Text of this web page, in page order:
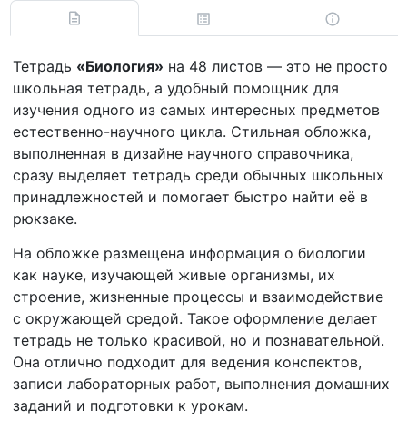
Тетрадь «Биология» на 48 листов — это не просто
школьная тетрадь, а удобный помощник для
изучения одного из самых интересных предметов
естественно-научного цикла. Стильная обложка,
выполненная в дизайне научного справочника,
сразу выделяет тетрадь среди обычных школьных
принадлежностей и помогает быстро найти её в
рюкзаке.
На обложке размещена информация о биологии
как науке, изучающей живые организмы, их
строение, жизненные процессы и взаимодействие
с окружающей средой. Такое оформление делает
тетрадь не только красивой, но и познавательной.
Она отлично подходит для ведения конспектов,
записи лабораторных работ, выполнения домашних
заданий и подготовки к урокам.